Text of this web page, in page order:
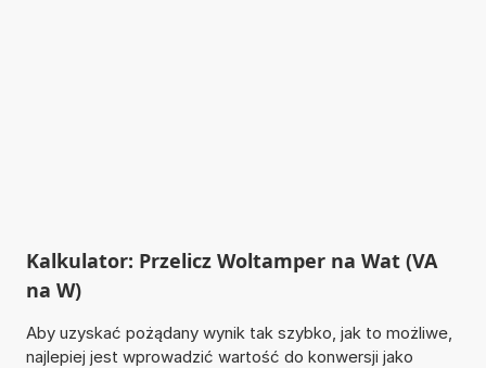
Kalkulator: Przelicz Woltamper na Wat (VA
na W)
Aby uzyskać pożądany wynik tak szybko, jak to możliwe,
najlepiej jest wprowadzić wartość do konwersji jako